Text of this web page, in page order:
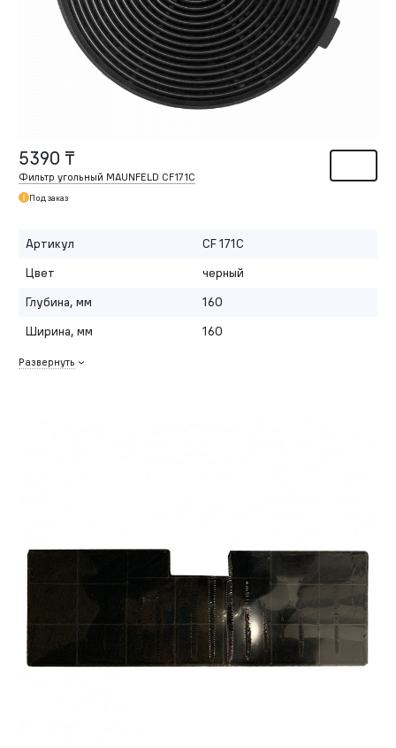
5390 ₸
Фильтр угольный MAUNFELD CF171С
Под заказ
Артикул
CF 171С
Цвет
черный
Глубина, мм
160
Ширина, мм
160
Развернуть